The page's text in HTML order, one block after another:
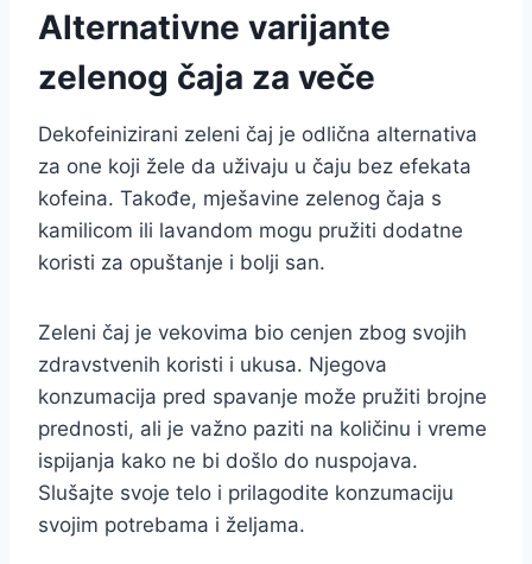
Alternativne varijante
zelenog čaja za veče
Dekofeinizirani zeleni čaj je odlična alternativa
za one koji žele da uživaju u čaju bez efekata
kofeina. Takođe, mješavine zelenog čaja s
kamilicom ili lavandom mogu pružiti dodatne
koristi za opuštanje i bolji san.
Zeleni čaj je vekovima bio cenjen zbog svojih
zdravstvenih koristi i ukusa. Njegova
konzumacija pred spavanje može pružiti brojne
prednosti, ali je važno paziti na količinu i vreme
ispijanja kako ne bi došlo do nuspojava.
Slušajte svoje telo i prilagodite konzumaciju
svojim potrebama i željama.